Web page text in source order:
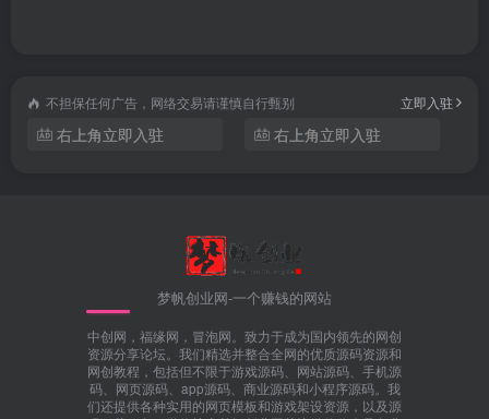
不担保任何广告，网络交易请谨慎自行甄别 立即入驻
右上角立即入驻 右上角立即入驻
梦帆创业网-一个赚钱的网站
中创网，福缘网，冒泡网。致力于成为国内领先的网创
资源分享论坛。我们精选并整合全网的优质源码资源和
网创教程，包括但不限于游戏源码、网站源码、手机源
码、网页源码、app源码、商业源码和小程序源码。我
们还提供各种实用的网页模板和游戏架设资源，以及源